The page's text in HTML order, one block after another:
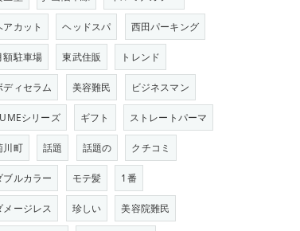
アカット ヘッドスパ 西田パーキング
額駐車場 東武住販 トレンド
ディセラム 美容難民 ビジネスマン
シリーズ ギフト ストレートパーマ
川町 話題 話題の クチコミ
ブルカラー モテ髪 1番
メージレス 珍しい 美容院難民